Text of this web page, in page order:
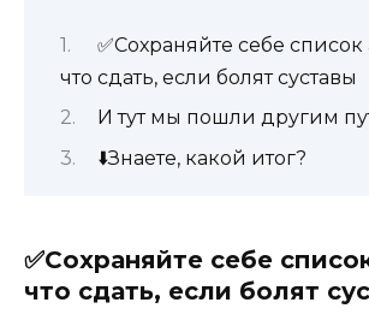
✅Сохраняйте себе список
что сдать, если болят суставы
И тут мы пошли другим
⬇️Знаете, какой итог?
✅Сохраняйте себе
что сдать, если болят